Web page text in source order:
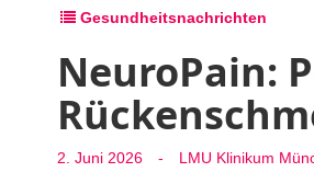
Gesundheitsnachrichten
NeuroPain:
2. Juni 2026 -
LMU Klinikum